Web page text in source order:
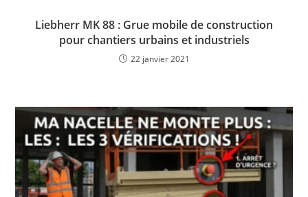
Liebherr MK 88 : Grue mobile de construction
pour chantiers urbains et industriels
22 janvier 2021